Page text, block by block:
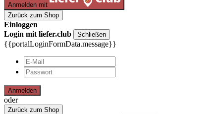
Anmelden mit
Zurück zum Shop
Einloggen
Login mit liefer.club
Schließen
{{portalLoginFormData.message}}
Anmelden
oder
Zurück zum Shop